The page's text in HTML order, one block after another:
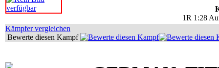
1R 1:28
Kämpfer vergleichen
Bewerte diesen Kampf